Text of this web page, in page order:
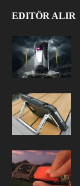
EDITÖR ALIR